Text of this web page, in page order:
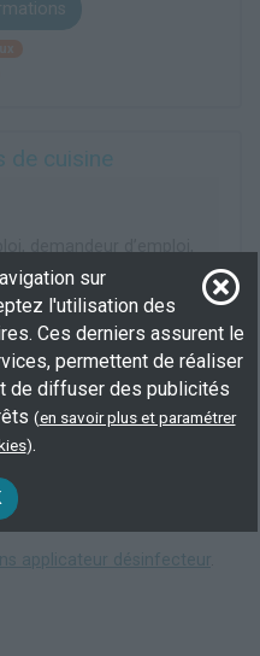
de cuisine
de cuisine
Voir toutes les formations
les
à Toulouse
applicateur désinfecteur
sur
l'utilisation des
Ces derniers assurent le
permettent de réaliser
de diffuser des publicités
(en savoir plus et paramétrer
).